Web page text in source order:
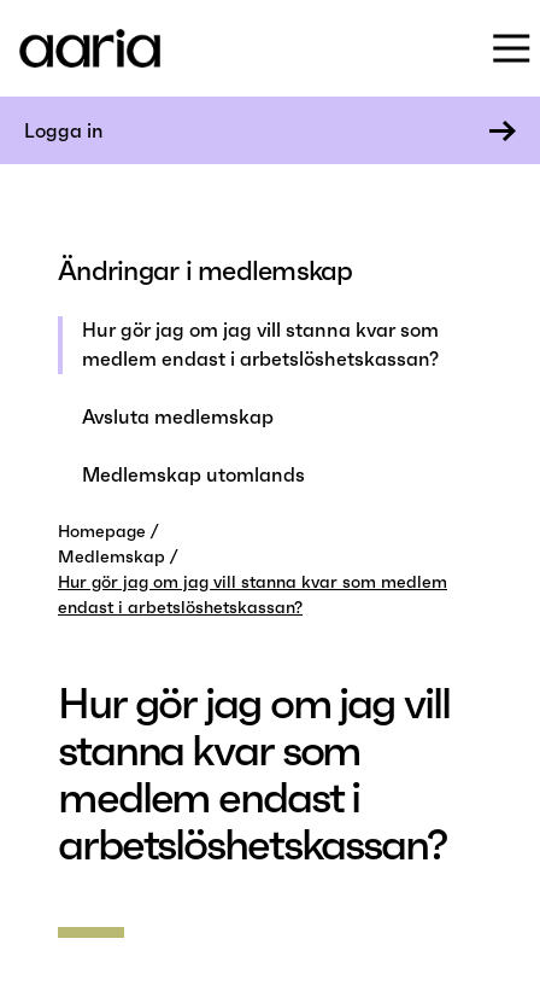
Logga in
Ändringar i medlemskap
Hur gör jag om jag vill stanna kvar som
medlem endast i arbetslöshetskassan?
Avsluta medlemskap
Medlemskap utomlands
Homepage
Medlemskap
Hur gör jag om jag vill stanna kvar som medlem
endast i arbetslöshetskassan?
Hur gör jag om jag vill
stanna kvar som
medlem endast i
arbetslöshetskassan?